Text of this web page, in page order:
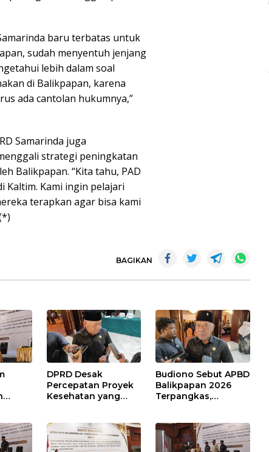
baru terbatas untuk
sudah menyentuh jenjang
lebih dalam soal
di Balikpapan, karena
ada cantolan hukumnya,”
Samarinda juga
strategi peningkatan
Balikpapan. “Kita tahu, PAD
Kaltim. Kami ingin pelajari
terapkan agar bisa kami
BAGIKAN
DPRD Desak
Percepatan Proyek
Kesehatan yang
Budiono Sebut APBD
Balikpapan 2026
Terpangkas,
Naik